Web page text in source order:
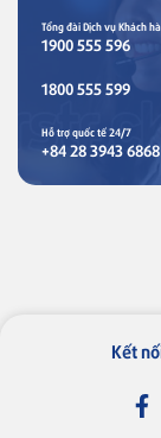
Tổng đài Dịch vụ Khách
1900 555 596
1800 555 599
Hỗ trợ quốc tế 24/7
+84 28 3943 6868
Vay mua căn hộ
Kết